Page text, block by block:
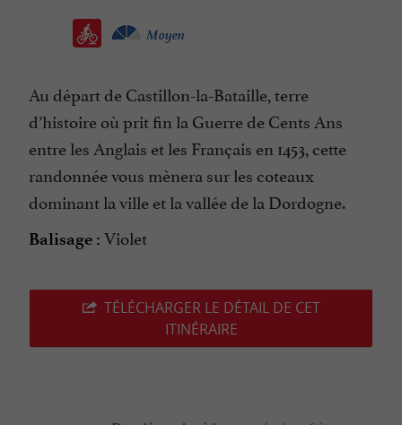
Moyen
Au départ de Castillon-la-Bataille, terre
d’histoire où prit fin la Guerre de Cents Ans
entre les Anglais et les Français en 1453, cette
randonnée vous mènera sur les coteaux
dominant la ville et la vallée de la Dordogne.
Balisage : Violet
TÉLÉCHARGER LE DÉTAIL DE CET
ITINÉRAIRE